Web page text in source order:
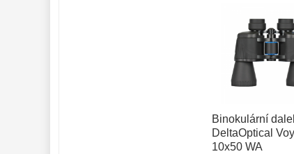
Binokulární
DeltaOptical
10x50 WA